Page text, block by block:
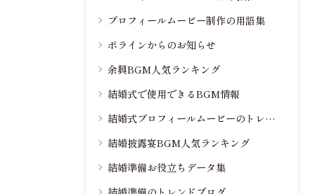
プロフィールムービー制作の用語集
ポラインからのお知らせ
余興BGM人気ランキング
結婚式で使用できるBGM情報
結婚式プロフィールムービーのトレンド情報
結婚披露宴BGM人気ランキング
結婚準備お役立ちデータ集